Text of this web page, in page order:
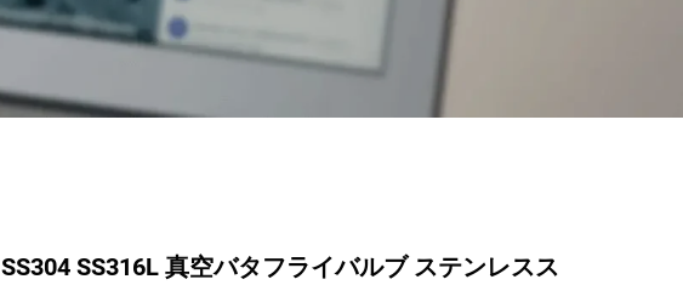
SS304 SS316L 真空バタフライバルブ ステンレスス